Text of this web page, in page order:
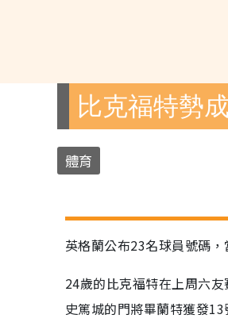
比克福特勢
體育
英格蘭公布23名球員號碼
24歲的比克福特在上周六
史篤城的門將畢蘭特獲發